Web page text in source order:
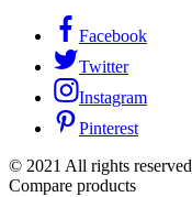
Facebook
Twitter
Instagram
Pinterest
© 2021 All rights
Compare products